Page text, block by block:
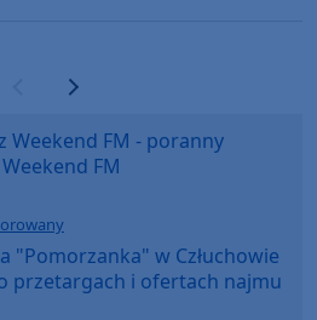
Poprzednia strona
Następna strona
Weekend FM - poranny
FM
"Pomorzanka" w Człuchowie
przetargach i ofertach najmu